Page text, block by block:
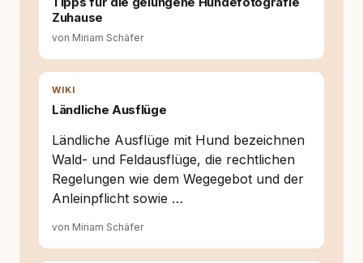
Wissens- und Serviceportal für
und der Schweiz. Meine Überzeugung:
Tierschutz beginnt mit Wissen. Wer seinen
Hund versteht, trifft bessere Entscheidungen –
Zuhause
von Miriam Schäfer
WIKI
Ländliche Ausflüge
Ländliche Ausflüge mit Hund bezeichnen
Wald- und Feldausflüge, die rechtlichen
Regelungen wie dem Wegegebot und der
Anleinpflicht sowie …
von Miriam Schäfer